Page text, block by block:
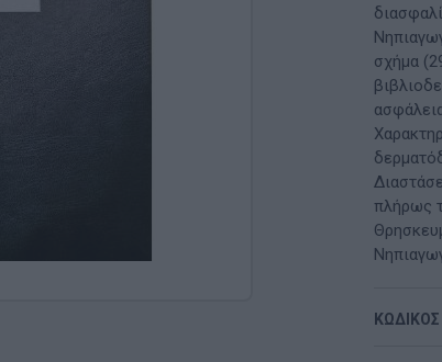
ΠΑΙΧΝΊΔΙΑ ΕΞΩΤΕΡΙΚΟΎ ΧΏΡΟΥ
σχήμα
πλήρως